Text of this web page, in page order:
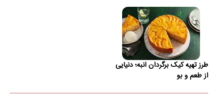
طرز تهیه کیک برگردان انبه؛ دنیایی
از طعم و بو